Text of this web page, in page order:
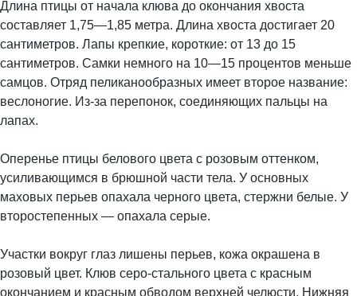
Длина птицы от начала клюва до окончания хвоста
составляет 1,75—1,85 метра. Длина хвоста достигает 20
сантиметров. Лапы крепкие, короткие: от 13 до 15
сантиметров. Самки немного на 10—15 процентов меньше
самцов. Отряд пеликанообразных имеет второе название:
веслоногие. Из-за перепонок, соединяющих пальцы на
лапах.
Оперенье птицы белового цвета с розовым оттенком,
усиливающимся в брюшной части тела. У основных
маховых перьев опахала черного цвета, стержни белые. У
второстепенных — опахала серые.
Участки вокруг глаз лишены перьев, кожа окрашена в
розовый цвет. Клюв серо-стального цвета с красным
окончанием и красным обводом верхней челюсти. Нижняя